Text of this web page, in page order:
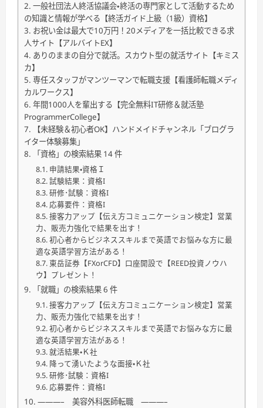
一般社団法人終活協議会・終活の専門家として活動するため
の知識と情報が学べる【終活ガイド上級（1級）資格】
お祝い金は最大で10万円！20メディアを一括比較できる求
人サイト【アルバイトEX】
ありのままの自分で就活。スカウト型の就活サイト【キミス
カ】
専任スタッフがマンツーマンで転職支援【看護師転職メディ
カルワークス】
年間1000人を輩出する【完全無料IT研修＆就活塾
ProgrammerCollege】
【未経験＆初心者OK】ハンドメイドチャンネル「ブログラ
イター体験募集」
「資格」の検索結果 14 件
申請結果・資格Ｉ
試験結果：資格I
研修･試験：資格I
応募要件：資格I
接客力アップ【伝え方コミュニケーション検定】営業
力、販売力強化で結果を出す！
初心者からビジネススキルまで英語でお悩みな方に最
適な英語学習方法がある！
東岳証券【FXorCFD】口座開設で【REED投資ノウハ
ウ】プレゼント！
「就職」の検索結果 6 件
接客力アップ【伝え方コミュニケーション検定】営業
力、販売力強化で結果を出す！
初心者からビジネススキルまで英語でお悩みな方に最
適な英語学習方法がある！
就活結果・Ｋ社
降って湧いたような面接・Ｋ社
研修･試験：資格I
応募要件：資格I
———– 美容外科医師転職 ———–